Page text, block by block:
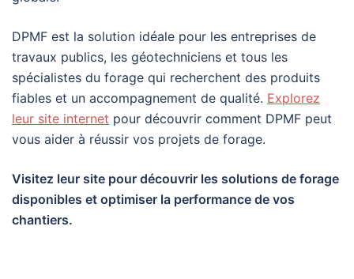
DPMF est la solution idéale pour les entreprises de
travaux publics, les géotechniciens et tous les
spécialistes du forage qui recherchent des produits
fiables et un accompagnement de qualité. Explorez
leur site internet pour découvrir comment DPMF peut
vous aider à réussir vos projets de forage.
Visitez leur site pour découvrir les solutions de forage
disponibles et optimiser la performance de vos
chantiers.